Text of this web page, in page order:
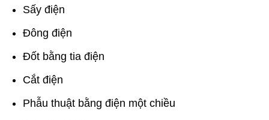
Sấy điện
Đông điện
Đốt bằng tia điện
Cắt điện
Phẫu thuật bằng điện một chiều